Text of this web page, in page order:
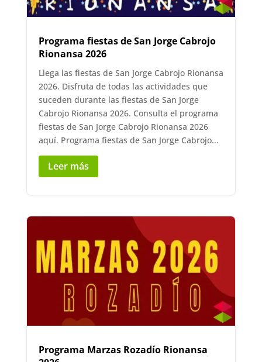
Programa fiestas de San Jorge Cabrojo
Rionansa 2026
Llega las fiestas de San Jorge Cabrojo Rionansa
2026. Disfruta de todas las actividades que
suceden durante las fiestas de San Jorge
Cabrojo Rionansa 2026. Consulta el programa
fiestas de San Jorge Cabrojo Rionansa 2026
aquí. Programa fiestas de San Jorge Cabrojo...
Leer más
Programa Marzas Rozadío Rionansa